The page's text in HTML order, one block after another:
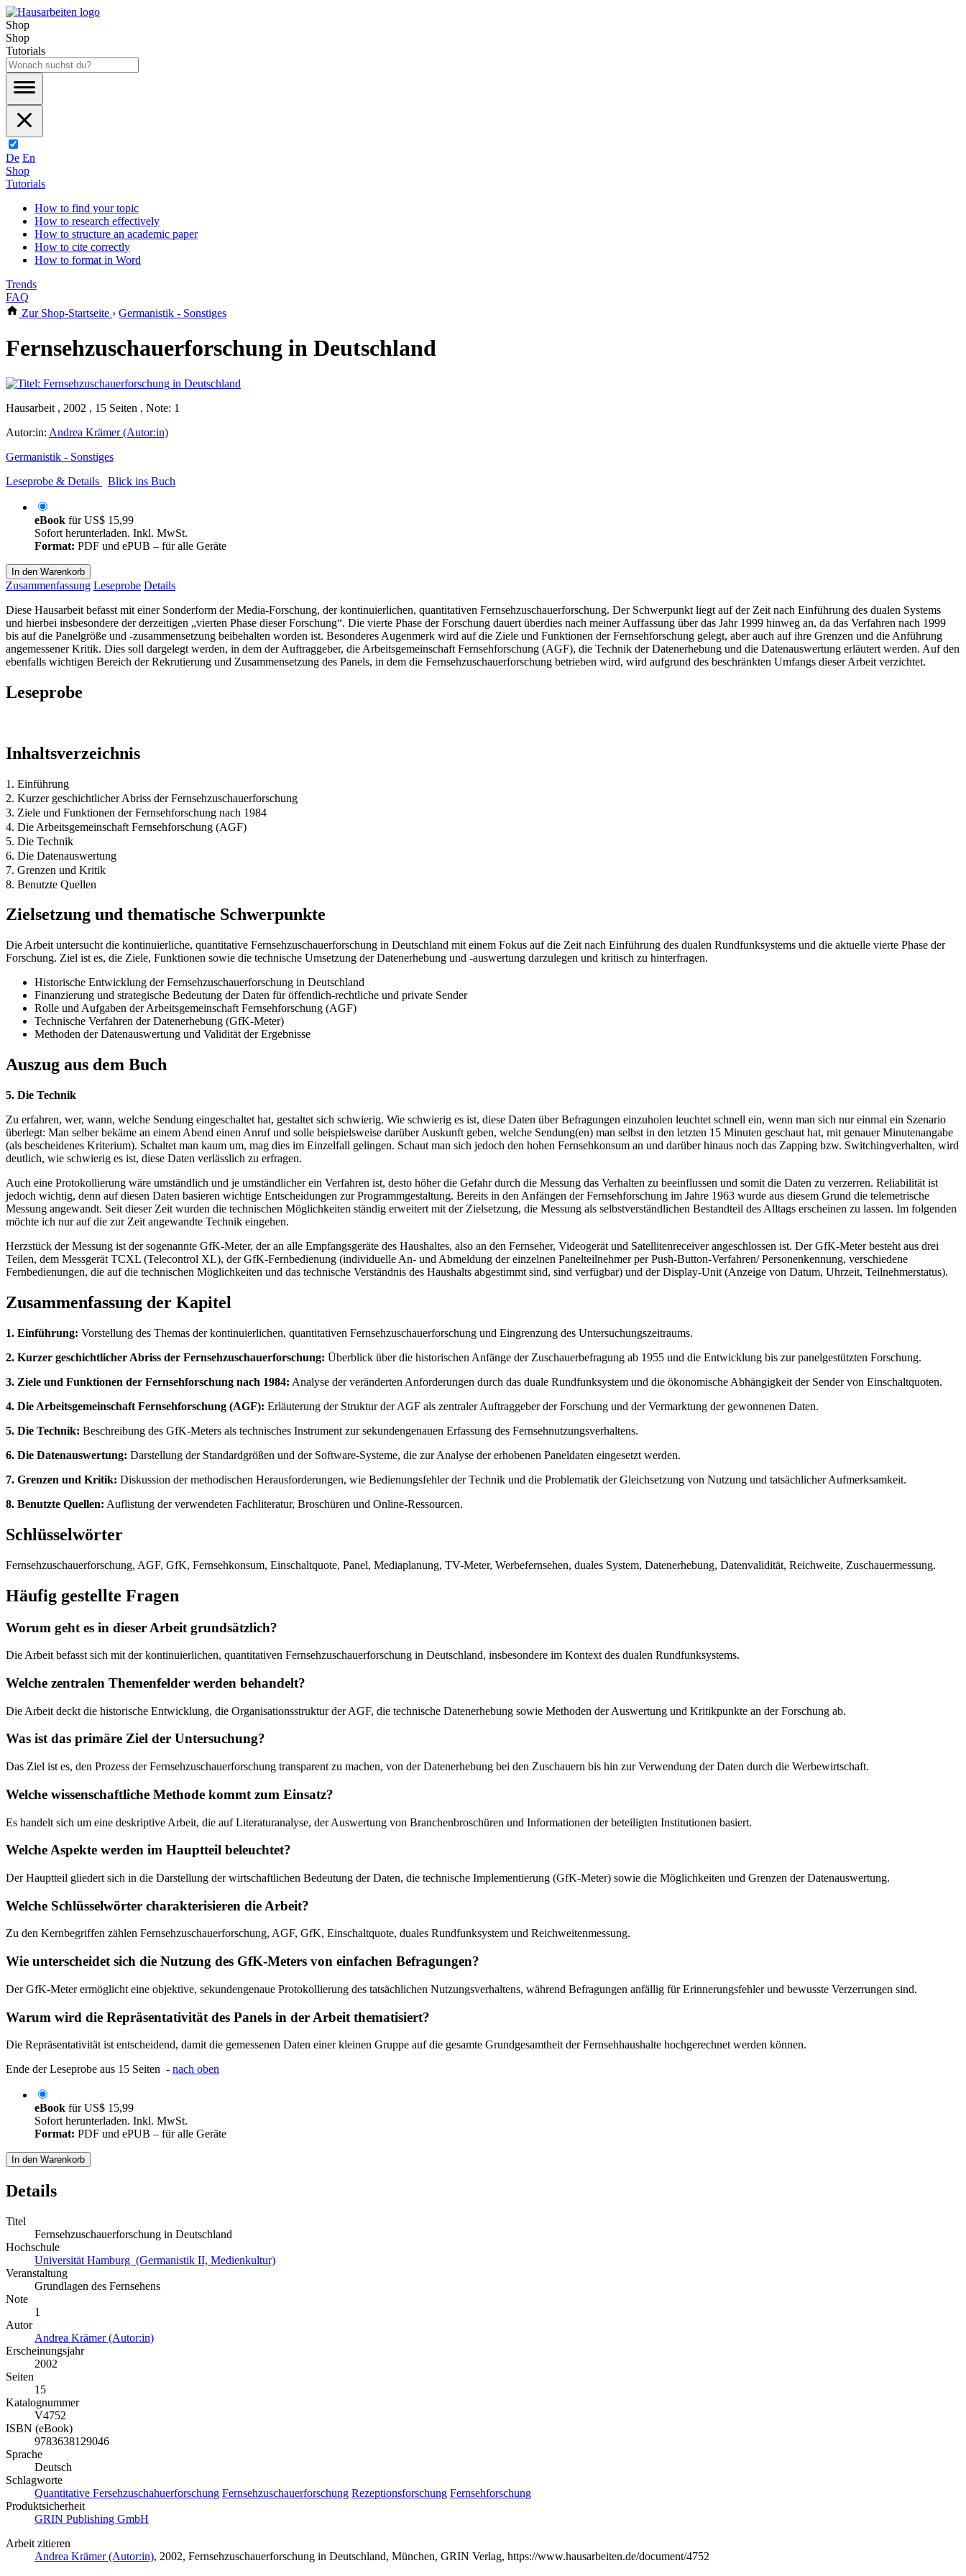
Shop
Shop
Tutorials
De En
Shop
Tutorials
How to find your topic
How to research effectively
How to structure an academic paper
How to cite correctly
How to format in Word
Trends
FAQ
Zur Shop-Startseite › Germanistik - Sonstiges
Fernsehzuschauerforschung in Deutschland
Hausarbeit , 2002 , 15 Seiten , Note: 1
Autor:in: Andrea Krämer (Autor:in)
Germanistik - Sonstiges
Leseprobe & Details
Blick ins Buch
eBook fürUS$ 15,99
Sofort herunterladen. Inkl. MwSt.
Format: PDF und ePUB – für alle Geräte
In den Warenkorb
Zusammenfassung Leseprobe Details
Diese Hausarbeit befasst mit einer Sonderform der Media-Forschung, der kontinuierlichen, quantitativen Fernsehzuschauerforschung. Der Schwerpunkt liegt auf der Zeit nach Einführung des dualen Systems
und hierbei insbesondere der derzeitigen „vierten Phase dieser Forschung“. Die vierte Phase der Forschung dauert überdies nach meiner Auffassung über das Jahr 1999 hinweg an, da das Verfahren nach 1999
bis auf die Panelgröße und -zusammensetzung beibehalten worden ist. Besonderes Augenmerk wird auf die Ziele und Funktionen der Fernsehforschung gelegt, aber auch auf ihre Grenzen und die Anführung
angemessener Kritik. Dies soll dargelegt werden, in dem der Auftraggeber, die Arbeitsgemeinschaft Fernsehforschung (AGF), die Technik der Datenerhebung und die Datenauswertung erläutert werden. Auf den
ebenfalls wichtigen Bereich der Rekrutierung und Zusammensetzung des Panels, in dem die Fernsehzuschauerforschung betrieben wird, wird aufgrund des beschränkten Umfangs dieser Arbeit verzichtet.
Leseprobe
Inhaltsverzeichnis
1. Einführung
2. Kurzer geschichtlicher Abriss der Fernsehzuschauerforschung
3. Ziele und Funktionen der Fernsehforschung nach 1984
4. Die Arbeitsgemeinschaft Fernsehforschung (AGF)
5. Die Technik
6. Die Datenauswertung
7. Grenzen und Kritik
8. Benutzte Quellen
Zielsetzung und thematische Schwerpunkte
Die Arbeit untersucht die kontinuierliche, quantitative Fernsehzuschauerforschung in Deutschland mit einem Fokus auf die Zeit nach Einführung des dualen Rundfunksystems und die aktuelle vierte Phase der
Forschung. Ziel ist es, die Ziele, Funktionen sowie die technische Umsetzung der Datenerhebung und -auswertung darzulegen und kritisch zu hinterfragen.
Historische Entwicklung der Fernsehzuschauerforschung in Deutschland
Finanzierung und strategische Bedeutung der Daten für öffentlich-rechtliche und private Sender
Rolle und Aufgaben der Arbeitsgemeinschaft Fernsehforschung (AGF)
Technische Verfahren der Datenerhebung (GfK-Meter)
Methoden der Datenauswertung und Validität der Ergebnisse
Auszug aus dem Buch
5. Die Technik
Zu erfahren, wer, wann, welche Sendung eingeschaltet hat, gestaltet sich schwierig. Wie schwierig es ist, diese Daten über Befragungen einzuholen leuchtet schnell ein, wenn man sich nur einmal ein Szenario
überlegt: Man selber bekäme an einem Abend einen Anruf und solle beispielsweise darüber Auskunft geben, welche Sendung(en) man selbst in den letzten 15 Minuten geschaut hat, mit genauer Minutenangabe
(als bescheidenes Kriterium). Schaltet man kaum um, mag dies im Einzelfall gelingen. Schaut man sich jedoch den hohen Fernsehkonsum an und darüber hinaus noch das Zapping bzw. Switchingverhalten, wird
deutlich, wie schwierig es ist, diese Daten verlässlich zu erfragen.
Auch eine Protokollierung wäre umständlich und je umständlicher ein Verfahren ist, desto höher die Gefahr durch die Messung das Verhalten zu beeinflussen und somit die Daten zu verzerren. Reliabilität ist
jedoch wichtig, denn auf diesen Daten basieren wichtige Entscheidungen zur Programmgestaltung. Bereits in den Anfängen der Fernsehforschung im Jahre 1963 wurde aus diesem Grund die telemetrische
Messung angewandt. Seit dieser Zeit wurden die technischen Möglichkeiten ständig erweitert mit der Zielsetzung, die Messung als selbstverständlichen Bestandteil des Alltags erscheinen zu lassen. Im folgenden
möchte ich nur auf die zur Zeit angewandte Technik eingehen.
Herzstück der Messung ist der sogenannte GfK-Meter, der an alle Empfangsgeräte des Haushaltes, also an den Fernseher, Videogerät und Satellitenreceiver angeschlossen ist. Der GfK-Meter besteht aus drei
Teilen, dem Messgerät TCXL (Telecontrol XL), der GfK-Fernbedienung (individuelle An- und Abmeldung der einzelnen Panelteilnehmer per Push-Button-Verfahren/ Personenkennung, verschiedene
Fernbedienungen, die auf die technischen Möglichkeiten und das technische Verständnis des Haushalts abgestimmt sind, sind verfügbar) und der Display-Unit (Anzeige von Datum, Uhrzeit, Teilnehmerstatus).
Zusammenfassung der Kapitel
1. Einführung: Vorstellung des Themas der kontinuierlichen, quantitativen Fernsehzuschauerforschung und Eingrenzung des Untersuchungszeitraums.
2. Kurzer geschichtlicher Abriss der Fernsehzuschauerforschung: Überblick über die historischen Anfänge der Zuschauerbefragung ab 1955 und die Entwicklung bis zur panelgestützten Forschung.
3. Ziele und Funktionen der Fernsehforschung nach 1984: Analyse der veränderten Anforderungen durch das duale Rundfunksystem und die ökonomische Abhängigkeit der Sender von Einschaltquoten.
4. Die Arbeitsgemeinschaft Fernsehforschung (AGF): Erläuterung der Struktur der AGF als zentraler Auftraggeber der Forschung und der Vermarktung der gewonnenen Daten.
5. Die Technik: Beschreibung des GfK-Meters als technisches Instrument zur sekundengenauen Erfassung des Fernsehnutzungsverhaltens.
6. Die Datenauswertung: Darstellung der Standardgrößen und der Software-Systeme, die zur Analyse der erhobenen Paneldaten eingesetzt werden.
7. Grenzen und Kritik: Diskussion der methodischen Herausforderungen, wie Bedienungsfehler der Technik und die Problematik der Gleichsetzung von Nutzung und tatsächlicher Aufmerksamkeit.
8. Benutzte Quellen: Auflistung der verwendeten Fachliteratur, Broschüren und Online-Ressourcen.
Schlüsselwörter
Fernsehzuschauerforschung, AGF, GfK, Fernsehkonsum, Einschaltquote, Panel, Mediaplanung, TV-Meter, Werbefernsehen, duales System, Datenerhebung, Datenvalidität, Reichweite, Zuschauermessung.
Häufig gestellte Fragen
Worum geht es in dieser Arbeit grundsätzlich?
Die Arbeit befasst sich mit der kontinuierlichen, quantitativen Fernsehzuschauerforschung in Deutschland, insbesondere im Kontext des dualen Rundfunksystems.
Welche zentralen Themenfelder werden behandelt?
Die Arbeit deckt die historische Entwicklung, die Organisationsstruktur der AGF, die technische Datenerhebung sowie Methoden der Auswertung und Kritikpunkte an der Forschung ab.
Was ist das primäre Ziel der Untersuchung?
Das Ziel ist es, den Prozess der Fernsehzuschauerforschung transparent zu machen, von der Datenerhebung bei den Zuschauern bis hin zur Verwendung der Daten durch die Werbewirtschaft.
Welche wissenschaftliche Methode kommt zum Einsatz?
Es handelt sich um eine deskriptive Arbeit, die auf Literaturanalyse, der Auswertung von Branchenbroschüren und Informationen der beteiligten Institutionen basiert.
Welche Aspekte werden im Hauptteil beleuchtet?
Der Hauptteil gliedert sich in die Darstellung der wirtschaftlichen Bedeutung der Daten, die technische Implementierung (GfK-Meter) sowie die Möglichkeiten und Grenzen der Datenauswertung.
Welche Schlüsselwörter charakterisieren die Arbeit?
Zu den Kernbegriffen zählen Fernsehzuschauerforschung, AGF, GfK, Einschaltquote, duales Rundfunksystem und Reichweitenmessung.
Wie unterscheidet sich die Nutzung des GfK-Meters von einfachen Befragungen?
Der GfK-Meter ermöglicht eine objektive, sekundengenaue Protokollierung des tatsächlichen Nutzungsverhaltens, während Befragungen anfällig für Erinnerungsfehler und bewusste Verzerrungen sind.
Warum wird die Repräsentativität des Panels in der Arbeit thematisiert?
Die Repräsentativität ist entscheidend, damit die gemessenen Daten einer kleinen Gruppe auf die gesamte Grundgesamtheit der Fernsehhaushalte hochgerechnet werden können.
Ende der Leseprobe aus 15 Seiten - nach oben
eBook fürUS$ 15,99
Sofort herunterladen. Inkl. MwSt.
Format: PDF und ePUB – für alle Geräte
In den Warenkorb
Details
Titel
Fernsehzuschauerforschung in Deutschland
Hochschule
Universität Hamburg (Germanistik II, Medienkultur)
Veranstaltung
Grundlagen des Fernsehens
Note
1
Autor
Andrea Krämer (Autor:in)
Erscheinungsjahr
2002
Seiten
15
Katalognummer
V4752
ISBN (eBook)
9783638129046
Sprache
Deutsch
Schlagworte
Quantitative Fersehzuschahuerforschung Fernsehzuschauerforschung Rezeptionsforschung Fernsehforschung
Produktsicherheit
GRIN Publishing GmbH
Arbeit zitieren
Andrea Krämer (Autor:in), 2002, Fernsehzuschauerforschung in Deutschland, München, GRIN Verlag, https://www.hausarbeiten.de/document/4752